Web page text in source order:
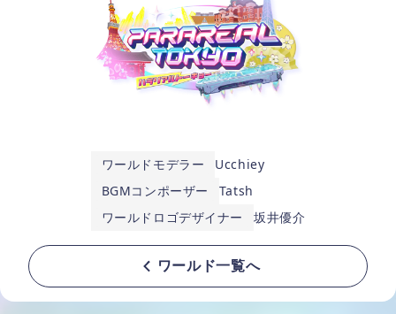
ワールドモデラー
Ucchiey
BGMコンポーザー
Tatsh
ワールドロゴデザイナー
坂井優介
ワールド一覧へ